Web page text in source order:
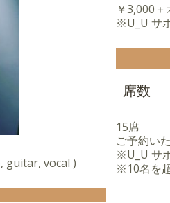
guitar, vocal )
￥3,000
※U_U サ
席数
15席
ご予約い
※U_U サ
※10名を